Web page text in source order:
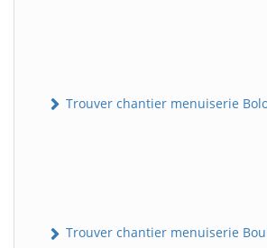
Trouver chantier menuiserie
Trouver chantier menuiserie